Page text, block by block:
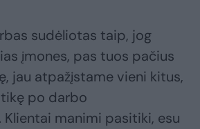
sudėliotas taip, jog
įmones, pas tuos pačius
jau atpažįstame vieni kitus,
po darbo
Klientai manimi pasitiki, esu